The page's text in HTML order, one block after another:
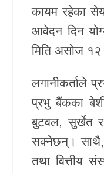
कायम रहेका
आवेदन दिन
मिति असोज १२
लगानीकर्ताले
प्रभु बैंकका
बुटवल, सुर्खेत
सक्नेछन्। साथै,
तथा वित्तीय